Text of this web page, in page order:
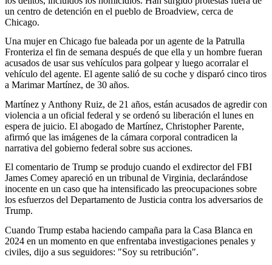
un centro de detención en el pueblo de Broadview, cerca de
Chicago.
Una mujer en Chicago fue baleada por un agente de la Patrulla
Fronteriza el fin de semana después de que ella y un hombre fueran
acusados de usar sus vehículos para golpear y luego acorralar el
vehículo del agente. El agente salió de su coche y disparó cinco tiros
a Marimar Martínez, de 30 años.
Martínez y Anthony Ruiz, de 21 años, están acusados de agredir con
violencia a un oficial federal y se ordenó su liberación el lunes en
espera de juicio. El abogado de Martínez, Christopher Parente,
afirmó que las imágenes de la cámara corporal contradicen la
narrativa del gobierno federal sobre sus acciones.
El comentario de Trump se produjo cuando el exdirector del FBI
James Comey apareció en un tribunal de Virginia, declarándose
inocente en un caso que ha intensificado las preocupaciones sobre
los esfuerzos del Departamento de Justicia contra los adversarios de
Trump.
Cuando Trump estaba haciendo campaña para la Casa Blanca en
2024 en un momento en que enfrentaba investigaciones penales y
civiles, dijo a sus seguidores: "Soy su retribución".